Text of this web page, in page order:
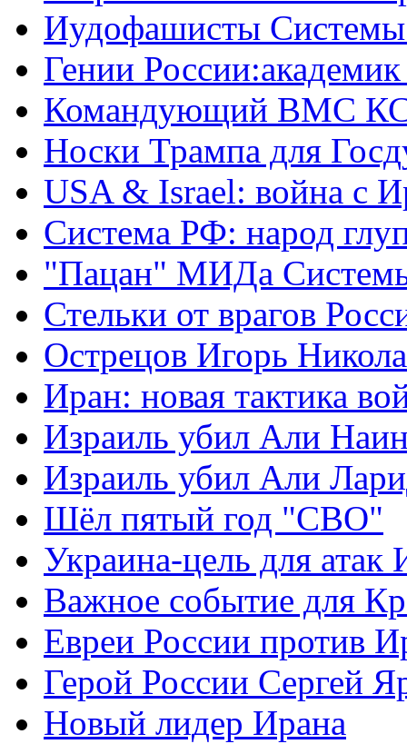
Иудофашисты
Гении
Командующий ВМС
Носки Трампа для
USA & Israel: война с
Система РФ: народ
"Пацан" МИДа
Стельки от врагов
Острецов Игорь
Иран: новая тактика
Израиль убил Али
Израиль убил Али
Шёл пятый год "СВО"
Украина-цель для атак
Важное событие для
Евреи России против
Герой России Сергей
Новый лидер Ирана